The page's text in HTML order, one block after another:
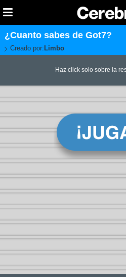
¿Cuanto sabes de Got7?
Creado por: Limbo
Haz click solo sobre la